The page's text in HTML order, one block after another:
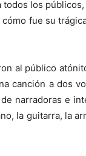
todos los
fue su
al público
canción a dos
narradoras e
la guitarra, la